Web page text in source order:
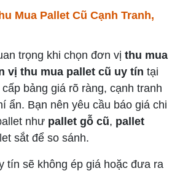
Mua Pallet Cũ Cạnh Tranh,
trọng khi chọn đơn vị thu mua
vị thu mua pallet cũ uy tín tại
bảng giá rõ ràng, cạnh tranh
ẩn. Bạn nên yêu cầu báo giá chi
như pallet gỗ cũ, pallet
sắt để so sánh.
tín sẽ không ép giá hoặc đưa ra